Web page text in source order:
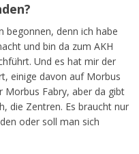
begonnen, denn ich habe
und bin da zum AKH
Und es hat mir der
einige davon auf Morbus
Morbus Fabry, aber da gibt
die Zentren. Es braucht nur
oder soll man sich